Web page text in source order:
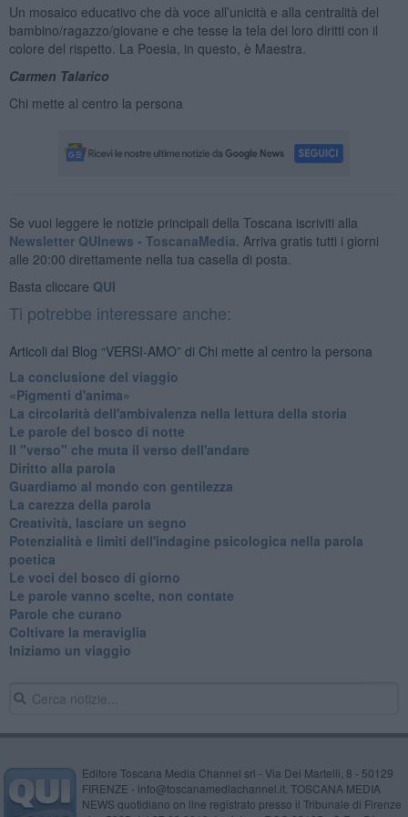
Un mosaico educativo che dà voce all’unicità e alla centralità del
bambino/ragazzo/giovane e che tesse la tela dei loro diritti con il
colore del rispetto. La Poesia, in questo, è Maestra.
Carmen Talarico
Chi mette al centro la persona
Se vuoi leggere le notizie principali della Toscana iscriviti alla
Newsletter QUInews - ToscanaMedia. Arriva gratis tutti i giorni
alle 20:00 direttamente nella tua casella di posta.
Basta cliccare QUI
Ti potrebbe interessare anche:
Articoli dal Blog “VERSI-AMO” di Chi mette al centro la persona
La conclusione del viaggio
​«Pigmenti d'anima»
La circolarità dell'ambivalenza nella lettura della storia
Le parole del bosco di notte
Il "verso" che muta il verso dell'andare
Diritto alla parola
​Guardiamo al mondo con gentilezza
La carezza della parola
Creatività, lasciare un segno
Potenzialità e limiti dell'indagine psicologica nella parola
poetica
Le voci del bosco di giorno
Le parole vanno scelte, non contate
Parole che curano
Coltivare la meraviglia
Iniziamo un viaggio
Editore Toscana Media Channel srl - Via Dei Martelli, 8 - 50129
FIRENZE - info@toscanamediachannel.it. TOSCANA MEDIA
NEWS quotidiano on line registrato presso il Tribunale di Firenze